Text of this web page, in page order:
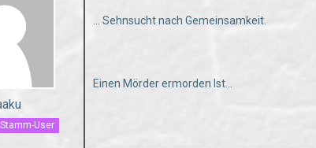
User
... Sehnsucht nach Gemeinsamkeit.
Einen Mörder ermorden Ist...